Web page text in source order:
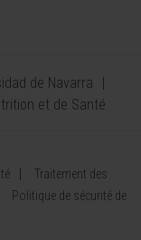
de Navarra
et de Santé
Traitement des
Politique de sécurité de